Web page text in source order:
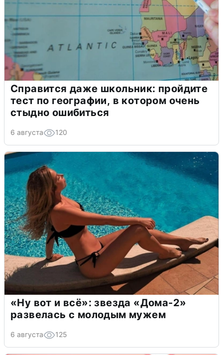
Справится даже школьник: пройдите
тест по географии, в котором очень
стыдно ошибиться
6 августа 120
«Ну вот и всё»: звезда «Дома-2»
развелась с молодым мужем
6 августа 125